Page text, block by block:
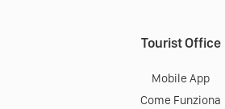
Tourist Office
Mobile App
Come Funziona